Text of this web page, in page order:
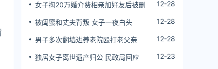
女子掏20万婚介费相亲加好友后被删 12-28
被闺蜜和丈夫背叛 女子一夜白头 12-28
男子多次翻墙进养老院殴打老父亲 12-28
独居女子离世遗产归公 民政局回应 12-23